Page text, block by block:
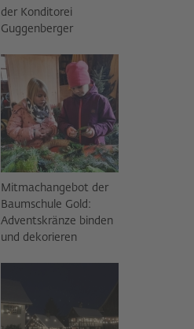
der Konditorei
Guggenberger
Mitmachangebot der
Baumschule Gold:
Adventskränze binden
und dekorieren